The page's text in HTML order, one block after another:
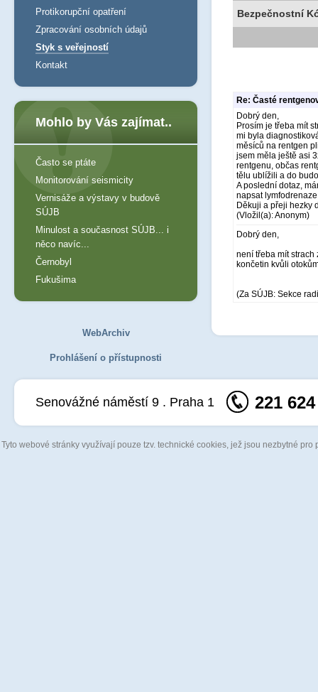
Bezpečnostní
Re: Časté
Dobrý den,
Prosím je třeba mít
mi byla
měsíců na rentgen
jsem měla ještě asi
rentgenu, občas
tělu ublížili a do
A poslední dotaz,
napsat
Děkuji a přeji hezky
(Vložil(a): Anonym)
Dobrý den,
není třeba mít
končetin kvůli
(Za SÚJB: Sekce
Protikorupční opatření
Zpracování osobních údajů
Styk s veřejností
Kontakt
Mohlo by Vás zajímat..
Často se ptáte
Monitorování seismicity
Vernisáže a výstavy v budově
SÚJB
Minulost a současnost SÚJB... i
něco navíc...
Černobyl
Fukušima
WebArchiv
Prohlášení o přístupnosti
Senovážné náměstí 9 . Praha 1 221
Tyto webové stránky využívají pouze tzv. technické cookies, jež jsou nezbytné